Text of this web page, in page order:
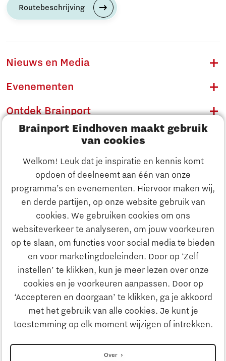
Brainport Eindhoven maakt gebruik
van cookies
Welkom! Leuk dat je inspiratie en kennis komt
opdoen of deelneemt aan één van onze
programma’s en evenementen. Hiervoor maken wij,
en derde partijen, op onze website gebruik van
cookies. We gebruiken cookies om ons
websiteverkeer te analyseren, om jouw voorkeuren
op te slaan, om functies voor social media te bieden
en voor marketingdoeleinden. Door op ‘Zelf
instellen’ te klikken, kun je meer lezen over onze
cookies en je voorkeuren aanpassen. Door op
‘Accepteren en doorgaan’ te klikken, ga je akkoord
met het gebruik van alle cookies. Je kunt je
toestemming op elk moment wijzigen of intrekken.
Over
Ontdek Brainport
Innovatie
Ondernemen
Onderwijs
Routebeschrijving
Nieuws en Media
Evenementen
Ontdek Brainport
Innovatie
Ondernemen
Onderwijs
Maatschappelijk
Strategie & Organisatie
Zoeken
Contact
Naar internationale website